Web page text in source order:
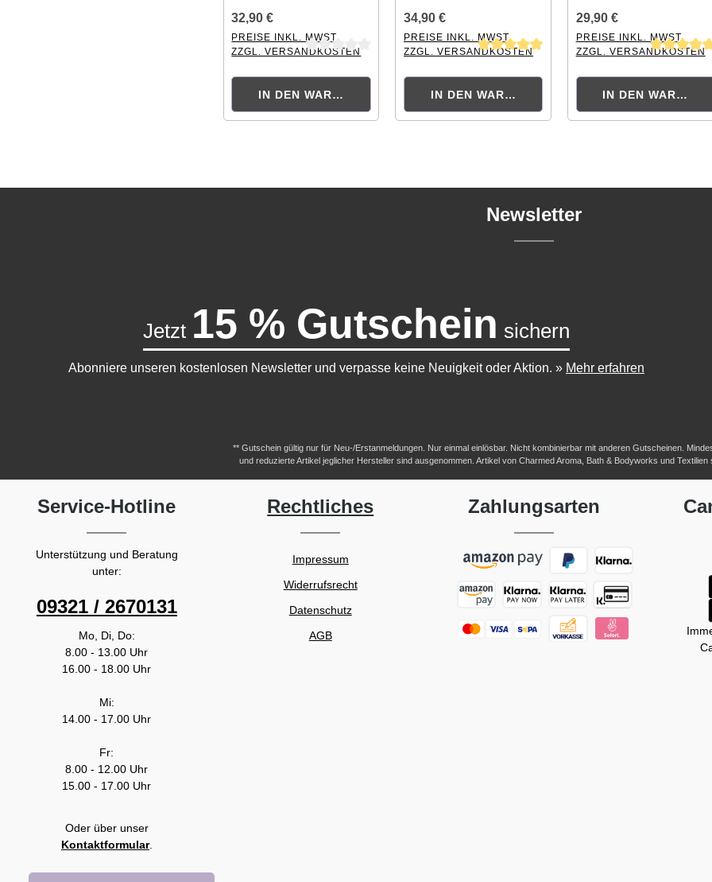
32,90 €
PREISE INKL. MWST.
ZZGL. VERSANDKOSTEN
IN DEN WARENKORB
34,90 €
PREISE INKL. MWST.
ZZGL. VERSANDKOSTEN
IN DEN WARENKORB
29,90 €
PREISE INKL. MWST.
ZZGL. VERSANDKOSTEN
IN DEN
Newsletter
Jetzt 15 % Gutschein sichern
Abonniere unseren kostenlosen Newsletter und verpasse keine Neuigkeit oder Aktion. » Mehr erfahren
** Gutschein gültig nur für Neu-/Erstanmeldungen. Nur einmal einlösbar. Nicht kombinierbar mit anderen Gutscheinen.
und reduzierte Artikel jeglicher Hersteller sind ausgenommen. Artikel von Charmed Aroma, Bath & Bodyworks und Textilien
Service-Hotline
Unterstützung und Beratung
unter:
09321 / 2670131
Mo, Di, Do:
8.00 - 13.00 Uhr
16.00 - 18.00 Uhr
Mi:
14.00 - 17.00 Uhr
Fr:
8.00 - 12.00 Uhr
15.00 - 17.00 Uhr
Oder über unser
Kontaktformular.
Rechtliches
Impressum
Widerrufsrecht
Datenschutz
AGB
Zahlungsarten